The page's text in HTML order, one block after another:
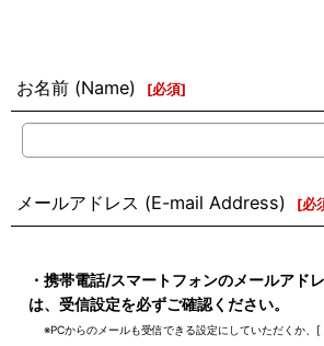
お名前 (Name) [必須]
メールアドレス (E-mail Address) [必
・携帯電話/スマートフォンのメールアド
は、受信設定を必ずご確認ください。
※PCからのメールも受信できる設定にしていただくか、[